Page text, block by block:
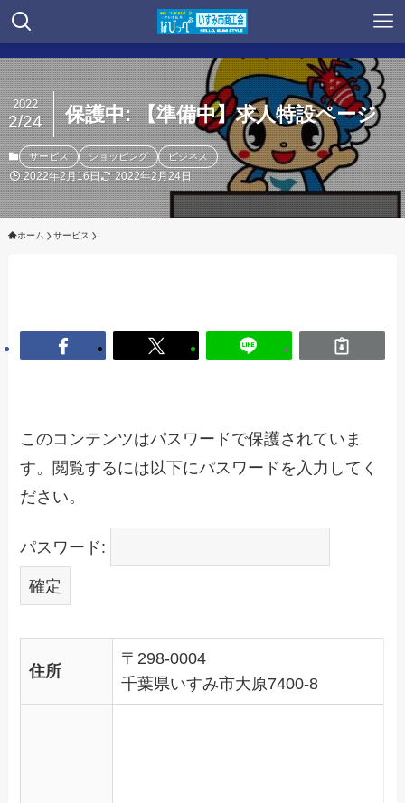
保護中: 【準備中】求人特設ページ
2022
2/24
サービス ショッピング ビジネス
2022年2月16日 2022年2月24日
ホーム サービス
このコンテンツはパスワードで保護されていま
す。閲覧するには以下にパスワードを入力してく
ださい。
パスワード:
住所
〒298-0004
千葉県いすみ市大原7400-8